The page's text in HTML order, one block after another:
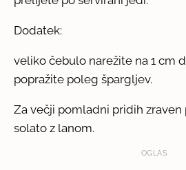
Dodatek:
veliko čebulo narežite na 1 cm
popražite poleg špargljev.
Za večji pomladni pridih
solato z lanom.
OGLAS